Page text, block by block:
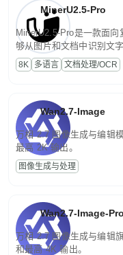
MinerU2.5-Pro
MinerU2.5-Pro是一款面
够从图片和文档中识别文
为便于存储、检索和二次
8K 多语言 文档处理/OCR
Wan2.7-Image
万相 2.7 图像生成与编辑
最高 2K 输出。
图像生成与处理
Wan2.7-Image-Pro
万相 2.7 图像生成与编辑
和最高 4K 输出。